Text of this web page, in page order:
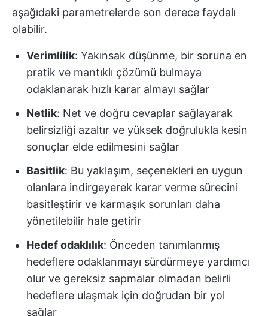
aşağıdaki parametrelerde son derece faydalı
olabilir.
Verimlilik: Yakınsak düşünme, bir soruna en
pratik ve mantıklı çözümü bulmaya
odaklanarak hızlı karar almayı sağlar
Netlik: Net ve doğru cevaplar sağlayarak
belirsizliği azaltır ve yüksek doğrulukla kesin
sonuçlar elde edilmesini sağlar
Basitlik: Bu yaklaşım, seçenekleri en uygun
olanlara indirgeyerek karar verme sürecini
basitleştirir ve karmaşık sorunları daha
yönetilebilir hale getirir
Hedef odaklılık: Önceden tanımlanmış
hedeflere odaklanmayı sürdürmeye yardımcı
olur ve gereksiz sapmalar olmadan belirli
hedeflere ulaşmak için doğrudan bir yol
sağlar